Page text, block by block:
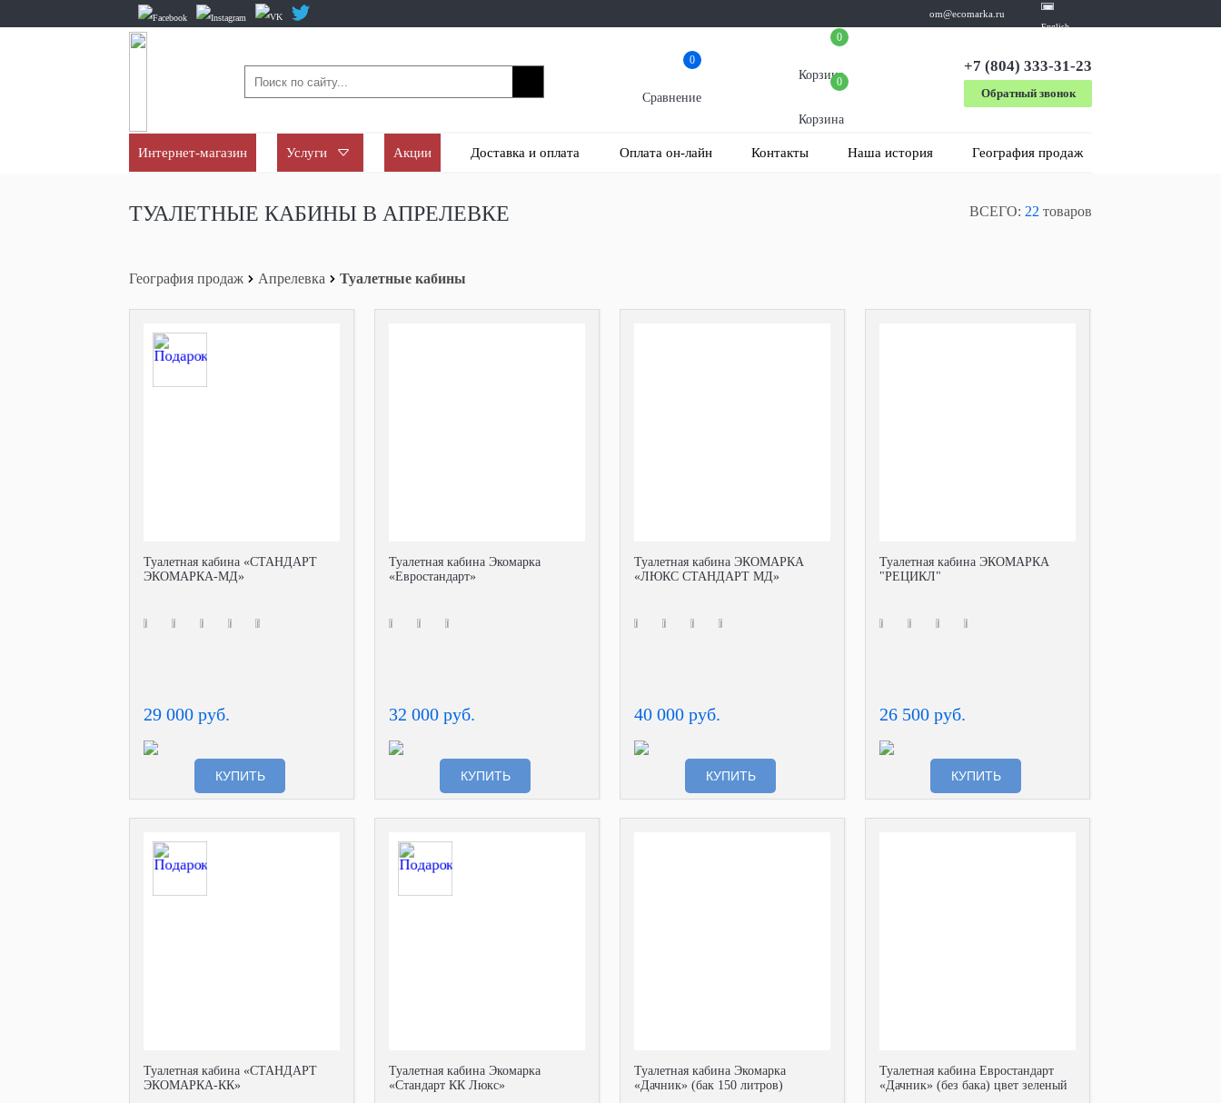
English
om@ecomarka.ru
0
Сравнение
0
Корзина
0
Корзина
+7 (804) 333-31-23
Обратный звонок
Интернет-магазин Услуги Акции Доставка и оплата Оплата он-лайн Контакты Наша история География продаж
ТУАЛЕТНЫЕ КАБИНЫ В АПРЕЛЕВКЕ ВСЕГО: 22 товаров
География продаж Апрелевка Туалетные кабины
Туалетная кабина «СТАНДАРТ
ЭКОМАРКА-МД»
29 000 руб.
КУПИТЬ
Туалетная кабина Экомарка
«Евростандарт»
32 000 руб.
КУПИТЬ
Туалетная кабина ЭКОМАРКА
«ЛЮКС СТАНДАРТ МД»
40 000 руб.
КУПИТЬ
Туалетная кабина ЭКОМАРКА
"РЕЦИКЛ"
26 500 руб.
КУПИТЬ
Туалетная кабина «СТАНДАРТ
ЭКОМАРКА-КК»
Туалетная кабина Экомарка
«Стандарт КК Люкс»
Туалетная кабина Экомарка
«Дачник» (бак 150 литров)
Туалетная кабина Евростандарт
«Дачник» (без бака) цвет зеленый